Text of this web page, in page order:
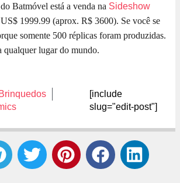
Batmóvel está a venda na Sideshow
1999.99 (aprox. R$ 3600). Se você se
somente 500 réplicas foram produzidas.
qualquer lugar do mundo.
Brinquedos
[include
slug="edit-post"]